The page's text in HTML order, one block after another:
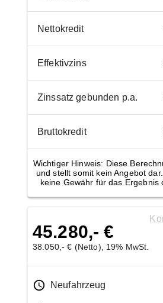
Nettokredit
Effektivzins
Zinssatz gebunden p.a.
Bruttokredit
Wichtiger Hinweis: Diese
und stellt somit kein Angebot
keine Gewähr für das Ergebnis
45.280,- €
38.050,- € (Netto), 19% MwSt.
Neufahrzeug